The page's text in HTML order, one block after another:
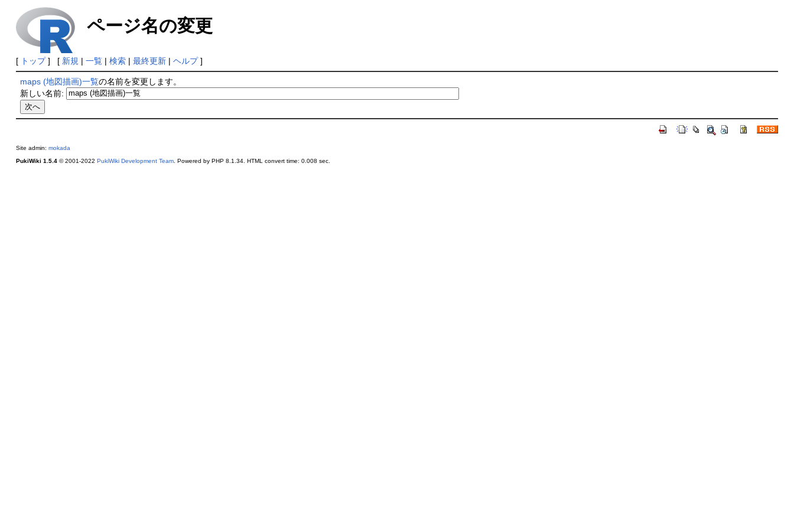
ページ名の変更
[ トップ] [ 新規 | 一覧| 検索| 最終更新| ヘルプ]
maps (地図描画)一覧の名前を変更します。
新しい名前:
Site admin: mokada
PukiWiki 1.5.4© 2001-2022 PukiWiki Development Team. Powered by PHP 8.1.34. HTML convert time: 0.008 sec.